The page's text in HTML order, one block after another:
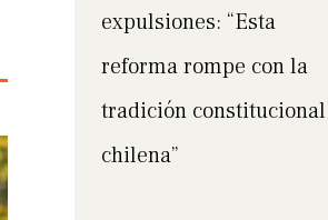
expulsiones: “Esta
reforma rompe con la
tradición constitucional
chilena”